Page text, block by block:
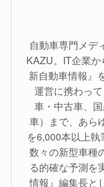
自動車専門メデ
KAZU。IT企業
新自動車情報』
運営に携わっ
車・中古車、
車）まで、あら
を6,000本以上執
数々の新型車種
る的確な予測を
情報』編集長と